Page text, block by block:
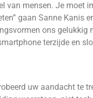
van mensen. Je moet
gaan Sanne
ons
terzijde en
uw aandacht te